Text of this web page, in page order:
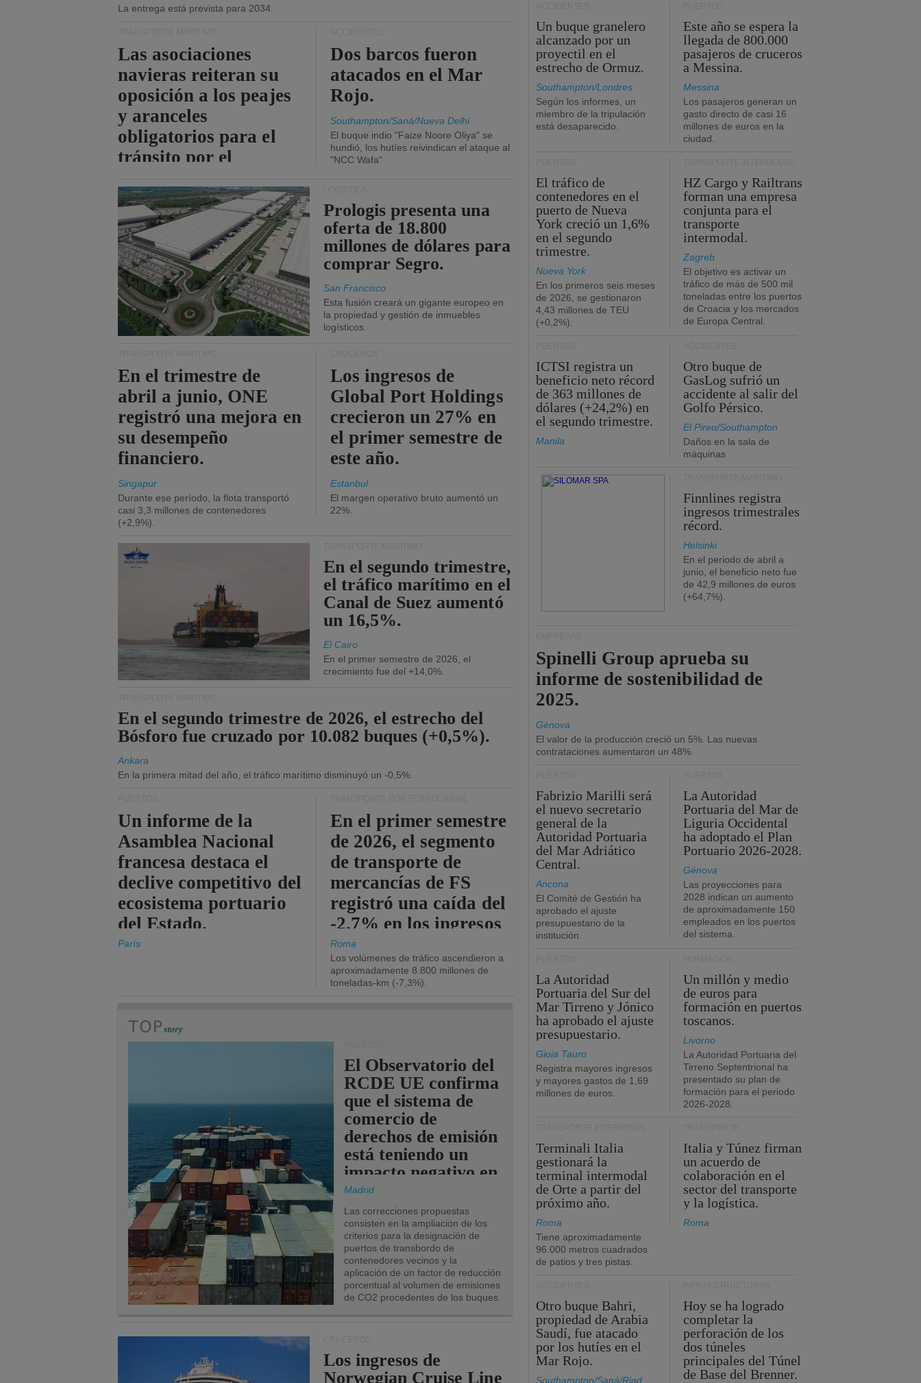
La entrega está prevista para 2034.
Las asociaciones
navieras reiteran su
oposición a los peajes
y aranceles
obligatorios para el
tránsito por el
Dos barcos fueron
atacados en el Mar
Rojo.
Southampton/Saná/Nueva Delhi
El buque indio "Faize Noore Oliya" se
hundió, los hutíes reivindican el ataque al
"NCC Wafa"
Prologis presenta una
oferta de 18.800
millones de dólares para
comprar Segro.
San Francisco
Esta fusión creará un gigante europeo en
la propiedad y gestión de inmuebles
logísticos.
En el trimestre de
abril a junio, ONE
registró una mejora en
su desempeño
financiero.
Singapur
Durante ese período, la flota transportó
casi 3,3 millones de contenedores
(+2,9%).
Los ingresos de
Global Port Holdings
crecieron un 27% en
el primer semestre de
este año.
Estanbul
El margen operativo bruto aumentó un
22%.
En el segundo trimestre,
el tráfico marítimo en el
Canal de Suez aumentó
un 16,5%.
El Cairo
En el primer semestre de 2026, el
crecimiento fue del +14,0%.
En el segundo trimestre de 2026, el estrecho del
Bósforo fue cruzado por 10.082 buques (+0,5%).
Ankara
En la primera mitad del año, el tráfico marítimo disminuyó un -0,5%.
Un informe de la
Asamblea Nacional
francesa destaca el
declive competitivo del
ecosistema portuario
del Estado.
París
En el primer semestre
de 2026, el segmento
de transporte de
mercancías de FS
registró una caída del
-2,7% en los ingresos
operativos.
Roma
Los volúmenes de tráfico ascendieron a
aproximadamente 8.800 millones de
toneladas-km (-7,3%).
El Observatorio del
RCDE UE confirma
que el sistema de
comercio de
derechos de emisión
está teniendo un
impacto negativo en
los puertos de la
UE.
Madrid
Las correcciones propuestas
consisten en la ampliación de los
criterios para la designación de
puertos de transbordo de
contenedores vecinos y la
aplicación de un factor de reducción
porcentual al volumen de emisiones
de CO2 procedentes de los buques.
Los ingresos de
Norwegian Cruise Line
Un buque granelero
alcanzado por un
proyectil en el
estrecho de Ormuz.
Southampton/Londres
Según los informes, un
miembro de la tripulación
está desaparecido.
Este año se espera la
llegada de 800.000
pasajeros de cruceros
a Messina.
Messina
Los pasajeros generan un
gasto directo de casi 16
millones de euros en la
ciudad.
El tráfico de
contenedores en el
puerto de Nueva
York creció un 1,6%
en el segundo
trimestre.
Nueva York
En los primeros seis meses
de 2026, se gestionaron
4,43 millones de TEU
(+0,2%).
HZ Cargo y Railtrans
forman una empresa
conjunta para el
transporte
intermodal.
Zagreb
El objetivo es activar un
tráfico de más de 500 mil
toneladas entre los puertos
de Croacia y los mercados
de Europa Central.
ICTSI registra un
beneficio neto récord
de 363 millones de
dólares (+24,2%) en
el segundo trimestre.
Manila
Otro buque de
GasLog sufrió un
accidente al salir del
Golfo Pérsico.
El Pireo/Southampton
Daños en la sala de
máquinas
Finnlines registra
ingresos trimestrales
récord.
Helsinki
En el periodo de abril a
junio, el beneficio neto fue
de 42,9 millones de euros
(+64,7%).
Spinelli Group aprueba su
informe de sostenibilidad de
2025.
Génova
El valor de la producción creció un 5%. Las nuevas
contrataciones aumentaron un 48%.
Fabrizio Marilli será
el nuevo secretario
general de la
Autoridad Portuaria
del Mar Adriático
Central.
Ancona
El Comité de Gestión ha
aprobado el ajuste
presupuestario de la
institución.
La Autoridad
Portuaria del Mar de
Liguria Occidental
ha adoptado el Plan
Portuario 2026-2028.
Génova
Las proyecciones para
2028 indican un aumento
de aproximadamente 150
empleados en los puertos
del sistema.
La Autoridad
Portuaria del Sur del
Mar Tirreno y Jónico
ha aprobado el ajuste
presupuestario.
Gioia Tauro
Registra mayores ingresos
y mayores gastos de 1,69
millones de euros.
Un millón y medio
de euros para
formación en puertos
toscanos.
Livorno
La Autoridad Portuaria del
Tirreno Septentrional ha
presentado su plan de
formación para el periodo
2026-2028.
Terminali Italia
gestionará la
terminal intermodal
de Orte a partir del
próximo año.
Roma
Tiene aproximadamente
96.000 metros cuadrados
de patios y tres pistas.
Italia y Túnez firman
un acuerdo de
colaboración en el
sector del transporte
y la logística.
Roma
Otro buque Bahri,
propiedad de Arabia
Saudí, fue atacado
por los hutíes en el
Mar Rojo.
Southampton/Saná/Riad
Hoy se ha logrado
completar la
perforación de los
dos túneles
principales del Túnel
de Base del Brenner.